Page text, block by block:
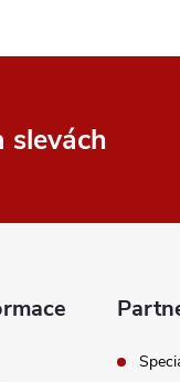
slevách